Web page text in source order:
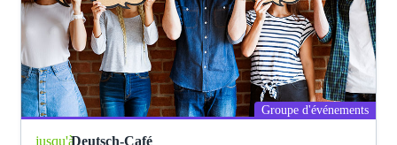
Groupe d'événements
jusqu'àDeutsch-Café